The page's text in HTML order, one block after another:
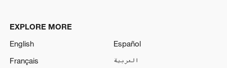
EXPLORE MORE
English
Español
Français
العربية